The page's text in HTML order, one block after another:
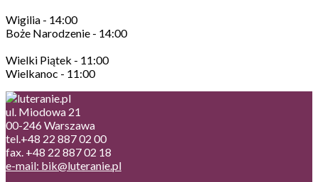
Wigilia - 14:00
Boże Narodzenie - 14:00
Wielki Piątek - 11:00
Wielkanoc - 11:00
ul. Miodowa 21
00-246 Warszawa
tel.+48 22 887 02 00
fax. +48 22 887 02 18
e-mail: bik@luteranie.pl